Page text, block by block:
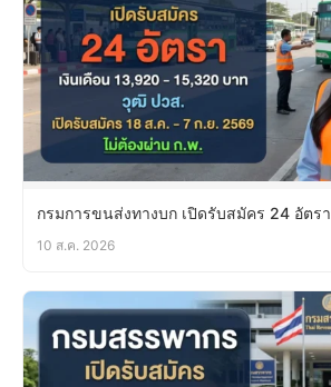
กรมการขนส่งทางบก เปิดรับสมัคร 24 อัตรา
10 ส.ค. 2026